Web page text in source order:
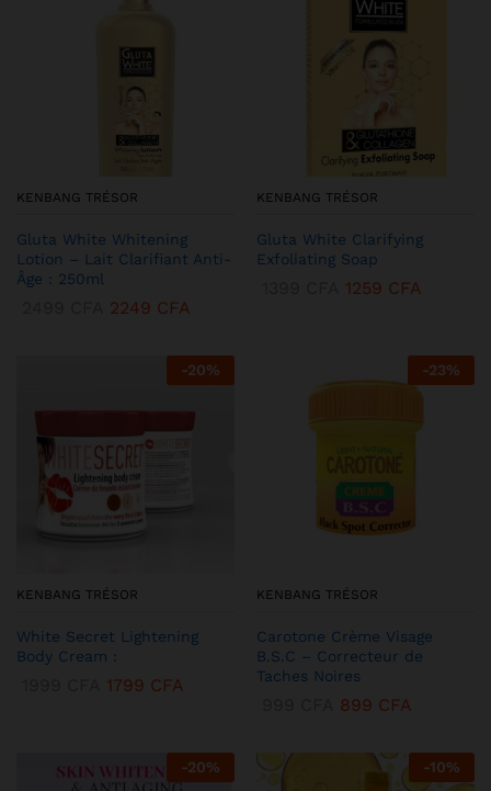
KENBANG TRÉSOR
Gluta White Whitening
Lotion – Lait Clarifiant Anti-
Âge : 250ml
2249 CFA
KENBANG TRÉSOR
Gluta White Clarifying
Exfoliating Soap
1259 CFA
-20%
KENBANG TRÉSOR
White Secret Lightening
Body Cream :
1799 CFA
-23%
KENBANG TRÉSOR
Carotone Crème Visage
B.S.C – Correcteur de
Taches Noires
899 CFA
-20% -10%